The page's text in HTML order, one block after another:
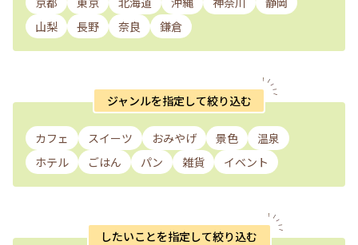
山梨
長野 奈良 鎌倉
ジャンルを指定して絞り込む
カフェ スイーツ おみやげ 景色
温泉
ホテル
ごはん パン 雑貨 イベント
したいことを指定して絞り込む